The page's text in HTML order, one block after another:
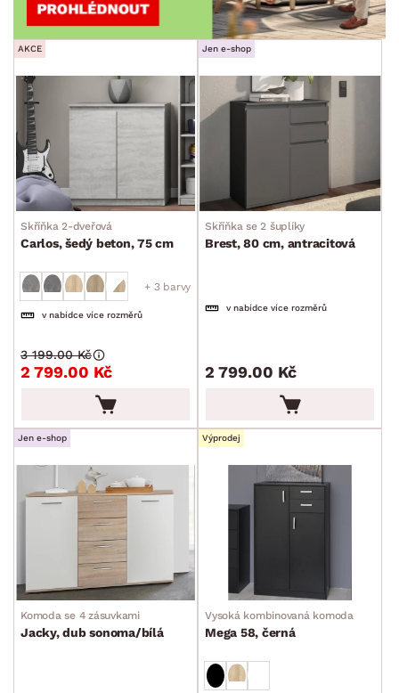
AKCE
Skříňka 2-dveřová
Carlos, šedý beton, 75 cm
+ 3 barvy
v nabídce více rozměrů
2 799.00 Kč
3 199.00 Kč
Jen e-shop
Skříňka se 2 šuplíky
Brest, 80 cm, antracitová
v nabídce více rozměrů
2 799.00 Kč
Jen e-shop
Komoda se 4 zásuvkami
Jacky, dub sonoma/bílá
Výprodej
Vysoká kombinovaná komoda
Mega 58, černá